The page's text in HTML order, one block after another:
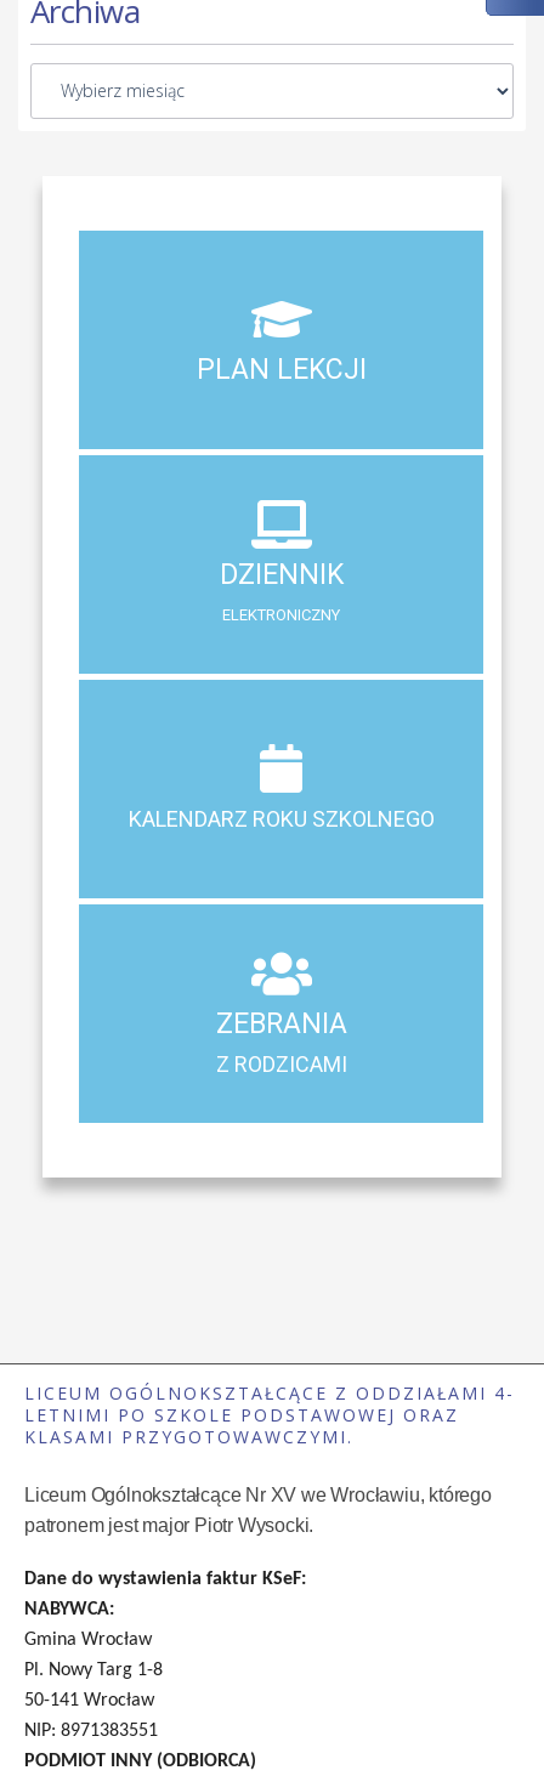
Archiwa
PLAN LEKCJI
PLAN LEKCJI
DZIENNIK
ELEKTRONICZNY
DZIENNIK
ELEKTRONICZNY
System zewnętrzny do śledzenia postępów w nauce
KALENDARZ ROKU SZKOLNEGO
KALENDARZ ROKU SZKOLNEGO
Terminy ferii, matur, zebrań i klasyfikacji
ZEBRANIA
Z RODZICAMI
Z RODZICAMI
Harmonogram spotkań i konsultacji z rodzicami
LICEUM OGÓLNOKSZTAŁCĄCE Z ODDZIAŁAMI 4-
LETNIMI PO SZKOLE PODSTAWOWEJ ORAZ
KLASAMI PRZYGOTOWAWCZYMI.
Liceum Ogólnokształcące Nr XV we Wrocławiu, którego
patronem jest major Piotr Wysocki.
Dane do wystawienia faktur KSeF:
NABYWCA:
Gmina Wrocław
Pl. Nowy Targ 1-8
50-141 Wrocław
NIP: 8971383551
PODMIOT INNY (ODBIORCA)